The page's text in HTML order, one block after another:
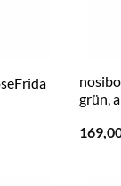
grün,